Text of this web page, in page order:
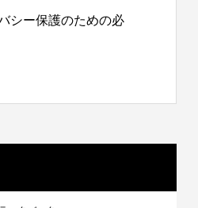
シー保護のための必